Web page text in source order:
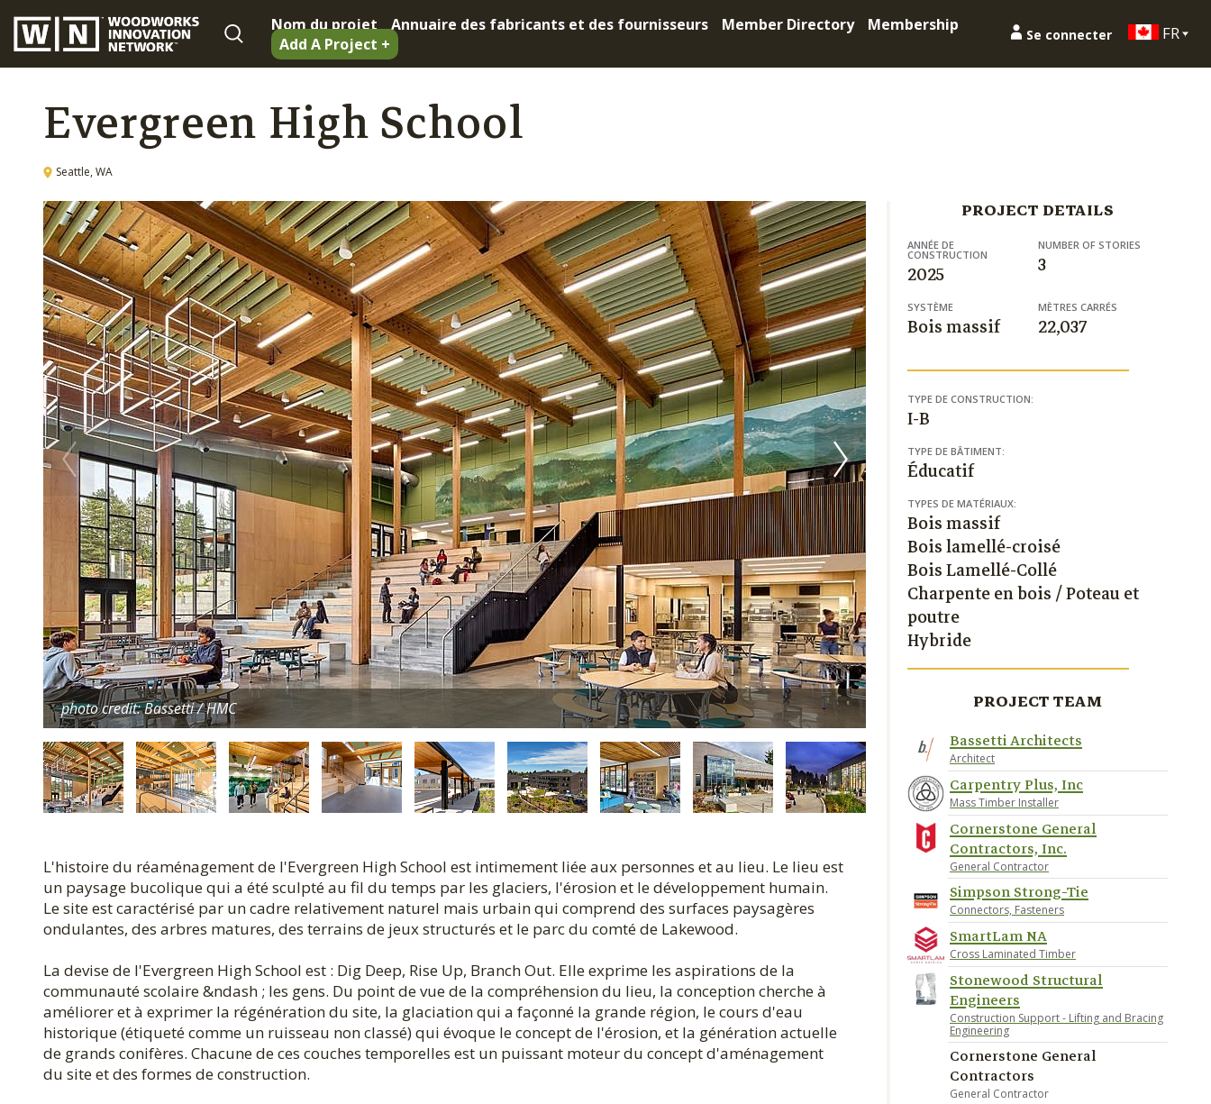
Nom du projet Annuaire des fabricants et des fournisseurs Member Directory
Membership
Add A Project +
Se connecter FR
Evergreen High School
Seattle, WA
photo credit: Bassetti / HMC Joe Points | Carpentry Plus Inc
L'histoire du réaménagement de l'Evergreen High School est intimement liée aux personnes et au lieu. Le lieu est
un paysage bucolique qui a été sculpté au fil du temps par les glaciers, l'érosion et le développement humain.
Le site est caractérisé par un cadre relativement naturel mais urbain qui comprend des surfaces paysagères
ondulantes, des arbres matures, des terrains de jeux structurés et le parc du comté de Lakewood.
La devise de l'Evergreen High School est : Dig Deep, Rise Up, Branch Out. Elle exprime les aspirations de la
communauté scolaire &ndash ; les gens. Du point de vue de la compréhension du lieu, la conception cherche à
améliorer et à exprimer la régénération du site, la glaciation qui a façonné la grande région, le cours d'eau
historique (étiqueté comme un ruisseau non classé) qui évoque le concept de l'érosion, et la génération actuelle
de grands conifères. Chacune de ces couches temporelles est un puissant moteur du concept d'aménagement
du site et des formes de construction.
PROJECT DETAILS
ANNÉE DE
CONSTRUCTION
2025
NUMBER OF STORIES
3
SYSTÈME
Bois massif
MÈTRES CARRÉS
22,037
TYPE DE CONSTRUCTION:
I-B
TYPE DE BÂTIMENT:
Éducatif
TYPES DE MATÉRIAUX:
Bois massif
Bois lamellé-croisé
Bois Lamellé-Collé
Charpente en bois / Poteau et
poutre
Hybride
PROJECT TEAM
Bassetti Architects
Architect
Carpentry Plus, Inc
Mass Timber Installer
Cornerstone General
Contractors, Inc.
General Contractor
Simpson Strong-Tie
Connectors, Fasteners
SmartLam NA
Cross Laminated Timber
Stonewood Structural
Engineers
Construction Support - Lifting and Bracing
Engineering
Cornerstone General
Contractors
General Contractor